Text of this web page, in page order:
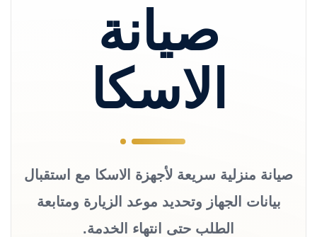
صيانة
الاسكا
صيانة منزلية سريعة لأجهزة الاسكا مع استقبال
بيانات الجهاز وتحديد موعد الزيارة ومتابعة
الطلب حتى انتهاء الخدمة.